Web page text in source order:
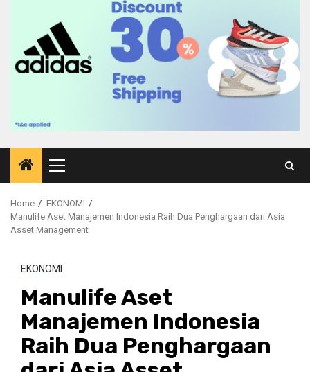
Primary
Menu
Home
EKONOMI
Manulife Aset Manajemen Indonesia Raih Dua Penghargaan dari Asia
Asset Management
EKONOMI
Manulife Aset
Manajemen Indonesia
Raih Dua Penghargaan